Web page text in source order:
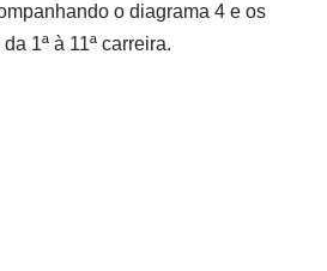
o diagrama 4 e os
1ª à 11ª carreira.